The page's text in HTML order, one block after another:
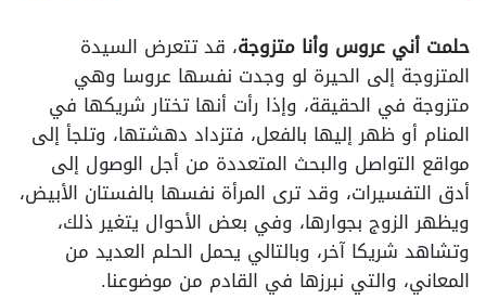
حلمت أني عروس وأنا متزوجة، قد تتعرض السيدة
المتزوجة إلى الحيرة لو وجدت نفسها عروسا وهي
متزوجة في الحقيقة، وإذا رأت أنها تختار شريكها في
المنام أو ظهر إليها بالفعل، فتزداد دهشتها، وتلجأ إلى
مواقع التواصل والبحث المتعددة من أجل الوصول إلى
أدق التفسيرات، وقد ترى المرأة نفسها بالفستان الأبيض،
ويظهر الزوج بجوارها، وفي بعض الأحوال يتغير ذلك،
وتشاهد شريكا آخر، وبالتالي يحمل الحلم العديد من
المعاني، والتي نبرزها في القادم من موضوعنا.